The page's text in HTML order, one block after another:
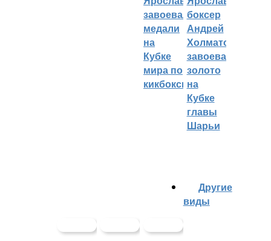
завоевали
медали
на
Кубке
мира по
кикбоксингу
боксер
Андрей
Холматов
завоевал
золото
на
Кубке
главы
Шарьи
Другие
виды